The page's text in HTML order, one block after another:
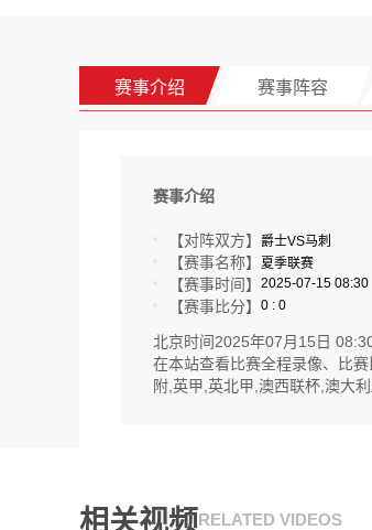
赛事介绍 赛事阵容
赛事介绍
【对阵双方】 爵士VS马刺
【赛事名称】 夏季联赛
【赛事时间】 2025-07-15 08:30
【赛事比分】 0 : 0
北京时间2025年07月15日
在本站查看比赛全程录像、比
附,英甲,英北甲,澳西联杯,澳大
相关视频RELATED VIDEOS